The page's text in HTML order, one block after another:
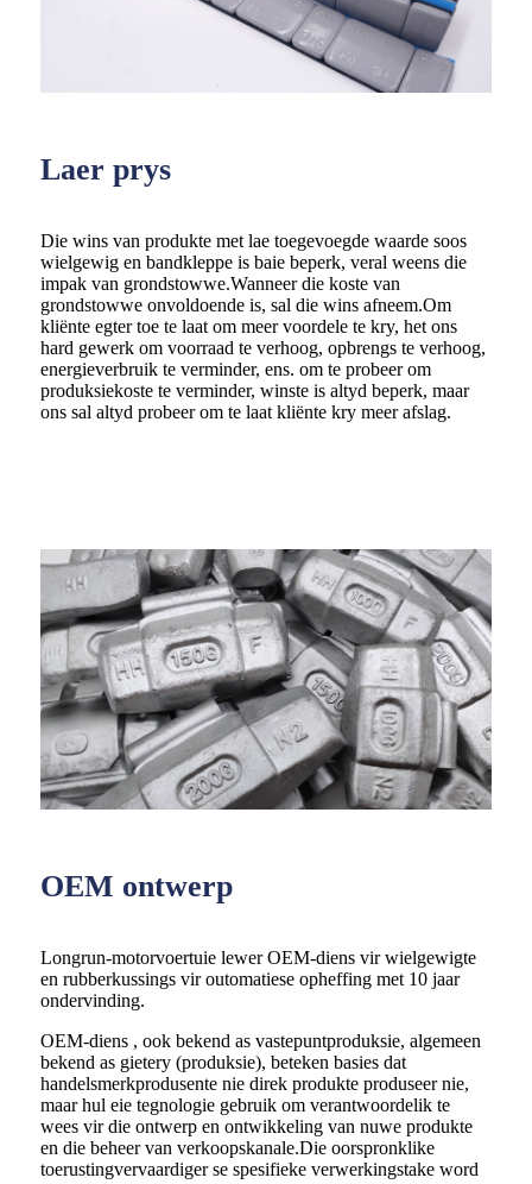
Laer prys
Die wins van produkte met lae toegevoegde waarde soos
wielgewig en bandkleppe is baie beperk, veral weens die
impak van grondstowwe.Wanneer die koste van
grondstowwe onvoldoende is, sal die wins afneem.Om
kliënte egter toe te laat om meer voordele te kry, het ons
hard gewerk om voorraad te verhoog, opbrengs te verhoog,
energieverbruik te verminder, ens. om te probeer om
produksiekoste te verminder, winste is altyd beperk, maar
ons sal altyd probeer om te laat kliënte kry meer afslag.
OEM ontwerp
Longrun-motorvoertuie lewer OEM-diens vir wielgewigte
en rubberkussings vir outomatiese opheffing met 10 jaar
ondervinding.
OEM-diens , ook bekend as vastepuntproduksie, algemeen
bekend as gietery (produksie), beteken basies dat
handelsmerkprodusente nie direk produkte produseer nie,
maar hul eie tegnologie gebruik om verantwoordelik te
wees vir die ontwerp en ontwikkeling van nuwe produkte
en die beheer van verkoopskanale.Die oorspronklike
toerustingvervaardiger se spesifieke verwerkingstake word